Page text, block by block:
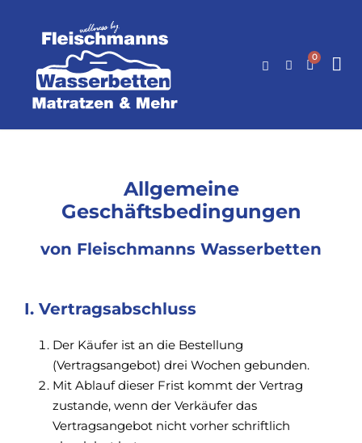
0
Allgemeine
Geschäftsbedingungen
von Fleischmanns Wasserbetten
I. Vertragsabschluss
Der Käufer ist an die Bestellung
(Vertragsangebot) drei Wochen gebunden.
Mit Ablauf dieser Frist kommt der Vertrag
zustande, wenn der Verkäufer das
Vertragsangebot nicht vorher schriftlich